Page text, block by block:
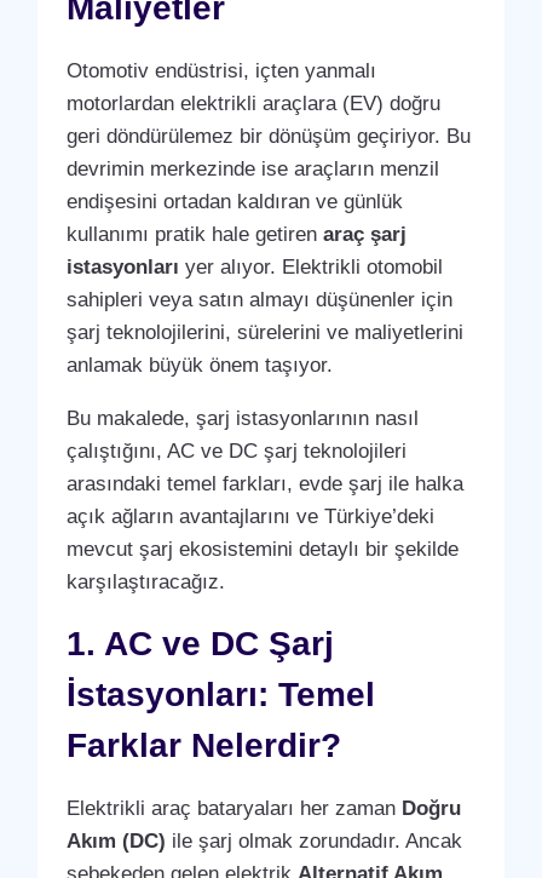
Maliyetler
Otomotiv endüstrisi, içten yanmalı
motorlardan elektrikli araçlara (EV) doğru
geri döndürülemez bir dönüşüm geçiriyor. Bu
devrimin merkezinde ise araçların menzil
endişesini ortadan kaldıran ve günlük
kullanımı pratik hale getiren araç şarj
istasyonları yer alıyor. Elektrikli otomobil
sahipleri veya satın almayı düşünenler için
şarj teknolojilerini, sürelerini ve maliyetlerini
anlamak büyük önem taşıyor.
Bu makalede, şarj istasyonlarının nasıl
çalıştığını, AC ve DC şarj teknolojileri
arasındaki temel farkları, evde şarj ile halka
açık ağların avantajlarını ve Türkiye’deki
mevcut şarj ekosistemini detaylı bir şekilde
karşılaştıracağız.
1. AC ve DC Şarj
İstasyonları: Temel
Farklar Nelerdir?
Elektrikli araç bataryaları her zaman Doğru
Akım (DC) ile şarj olmak zorundadır. Ancak